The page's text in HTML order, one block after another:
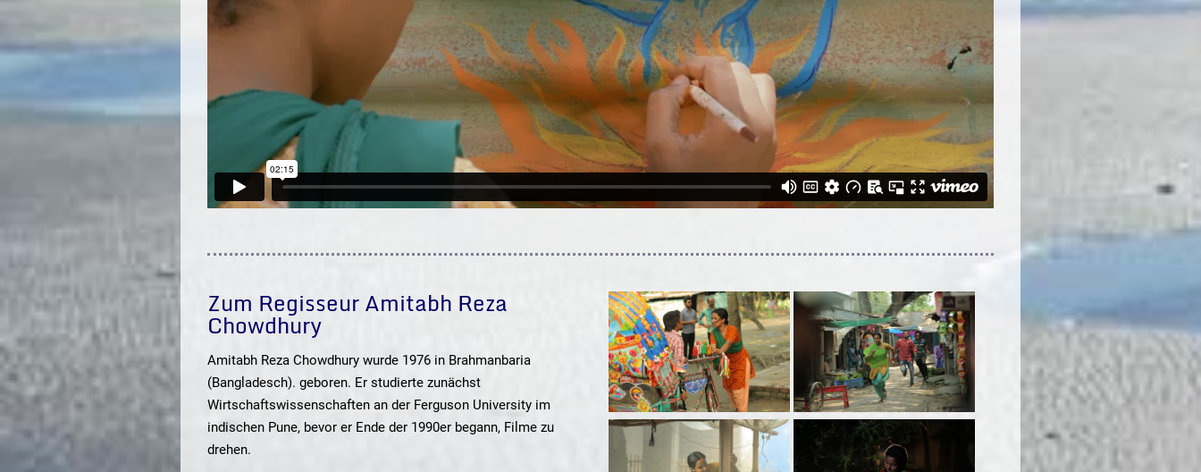
Zum Regisseur Amitabh Reza
Chowdhury
Amitabh Reza Chowdhury wurde 1976 in Brahmanbaria
(Bangladesch). geboren. Er studierte zunächst
Wirtschaftswissenschaften an der Ferguson University im
indischen Pune, bevor er Ende der 1990er begann, Filme zu
drehen.